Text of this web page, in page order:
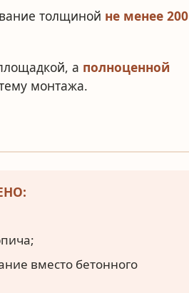
толщиной не менее 200
а полноценной
монтажа.
вместо бетонного